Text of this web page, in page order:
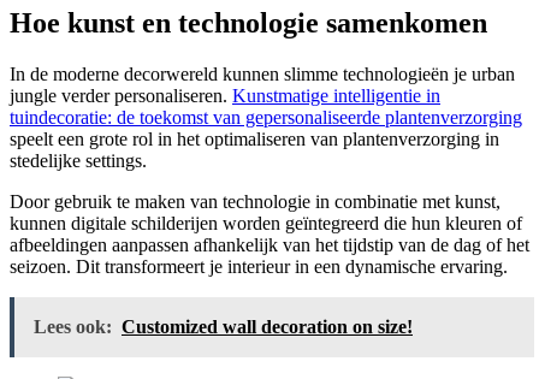
Hoe kunst en technologie samenkomen
In de moderne decorwereld kunnen slimme technologieën je urban
jungle verder personaliseren. Kunstmatige intelligentie in
tuindecoratie: de toekomst van gepersonaliseerde plantenverzorging
speelt een grote rol in het optimaliseren van plantenverzorging in
stedelijke settings.
Door gebruik te maken van technologie in combinatie met kunst,
kunnen digitale schilderijen worden geïntegreerd die hun kleuren of
afbeeldingen aanpassen afhankelijk van het tijdstip van de dag of het
seizoen. Dit transformeert je interieur in een dynamische ervaring.
Lees ook: Customized wall decoration on size!